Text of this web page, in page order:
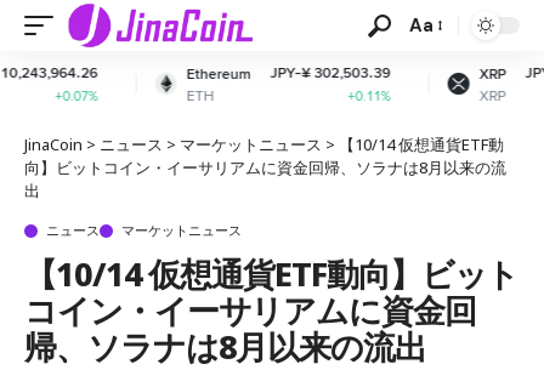
Aa
Ethereum
ETH
JPY-¥ 302,503.39
XRP
XRP
JPY-¥ 163.84
+1.53%
JinaCoin > ニュース > マーケットニュース >
【10/14 仮想通貨ETF動
向】ビットコイン・イーサリアムに資金回帰、ソラナは8月以来の流
出
ニュース マーケットニュース
【10/14 仮想通貨ETF動向】ビット
コイン・イーサリアムに資金回
帰、ソラナは8月以来の流出